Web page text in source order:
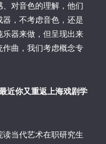
对音色的理解，他们
，不考虑音色，还是
器来做，但呈现出来
曲，我们考虑概念专
近你又重返上海戏剧学
当代艺术在职研究生